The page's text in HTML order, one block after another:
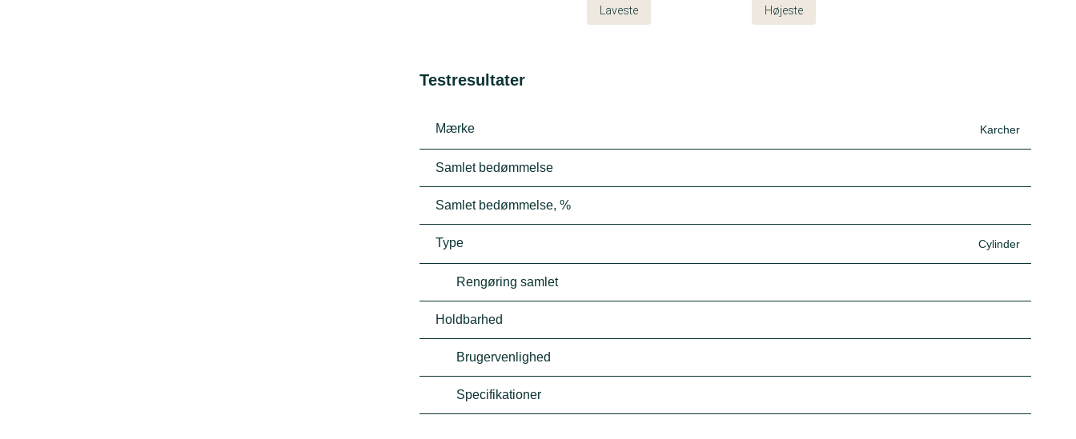
Laveste Højeste
Testresultater
Mærke Karcher
Samlet bedømmelse
Samlet bedømmelse, %
Type Cylinder
Rengøring samlet
Holdbarhed
Brugervenlighed
Specifikationer